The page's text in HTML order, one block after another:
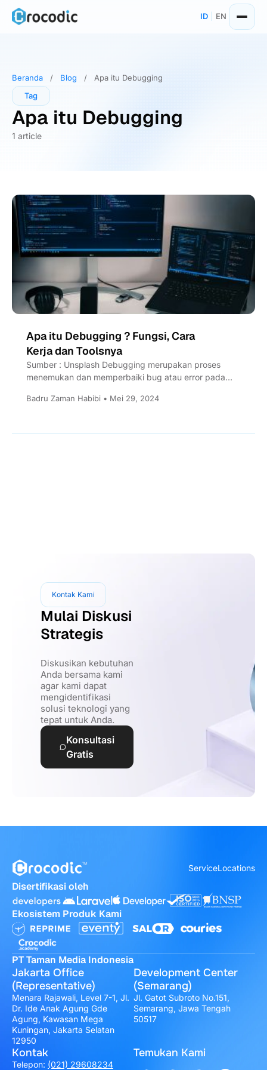
Skip
ID EN
Beranda / Blog /
Apa itu Debugging
Tag
Apa itu Debugging
1 article
Apa itu Debugging ? Fungsi, Cara
Kerja dan Toolsnya
Sumber : Unsplash Debugging merupakan proses
menemukan dan memperbaiki bug atau error pada
Badru Zaman Habibi • Mei 29, 2024
Kontak Kami
Mulai Diskusi
Strategis
Diskusikan kebutuhan
Anda bersama kami
agar kami dapat
mengidentifikasi
solusi teknologi yang
tepat untuk Anda.
Konsultasi
Gratis
ServiceLocations
Disertifikasi oleh
Ekosistem Produk Kami
PT Taman Media Indonesia
Jakarta Office
(Representative)
Menara Rajawali, Level 7-1, Jl.
Dr. Ide Anak Agung Gde
Agung, Kawasan Mega
Kuningan, Jakarta Selatan
12950
Development Center
(Semarang)
Jl. Gatot Subroto No.151,
Semarang, Jawa Tengah
50517
Kontak
Telepon: (021) 29608234
Temukan Kami